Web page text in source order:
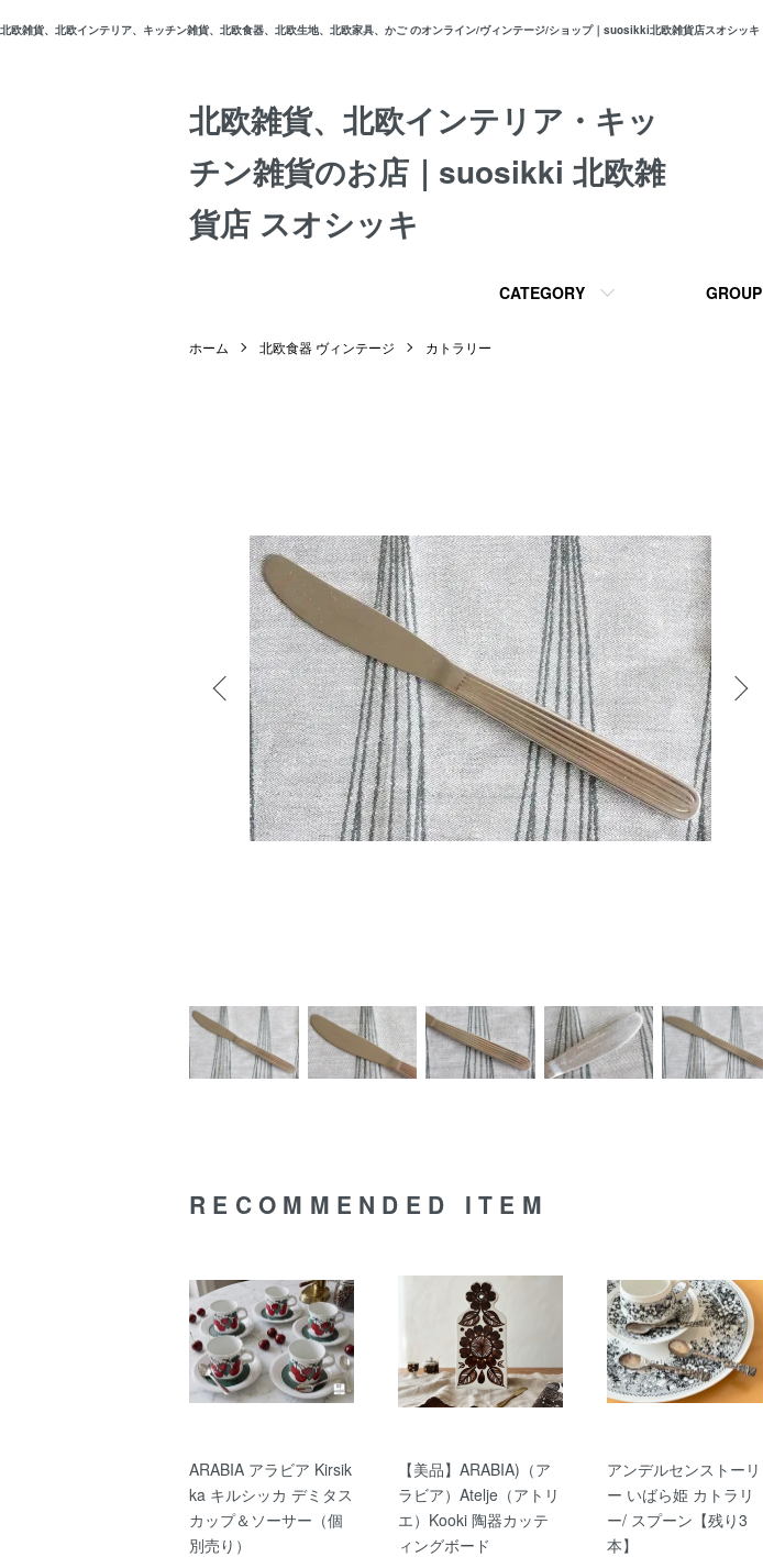
北欧雑貨、北欧インテリア、キッチン雑貨、北欧食器、北欧生地、北欧家具、かご のオンライン/ヴィンテージ/ショップ｜suosikki北欧雑貨店スオシッキ
北欧雑貨、北欧インテリア・キッ
チン雑貨のお店｜suosikki 北欧雑
貨店 スオシッキ
CATEGORY GROUP
ホーム 北欧食器 ヴィンテージ カトラリー
RECOMMENDED ITEM
ARABIA アラビア Kirsik
ka キルシッカ デミタス
カップ＆ソーサー（個
別売り）
【美品】ARABIA)（ア
ラビア）Atelje（アトリ
エ）Kooki 陶器カッテ
ィングボード
アンデルセンストーリ
ー いばら姫 カトラリ
ー/ スプーン【残り3
本】